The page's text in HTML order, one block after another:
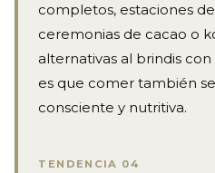
completos, estaciones
ceremonias de cacao o
alternativas al brindis
es que comer también
consciente y nutritiva.
TENDENCIA 04